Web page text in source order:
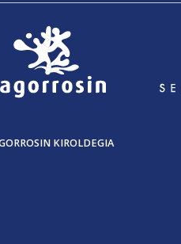
KIROLDEGIA